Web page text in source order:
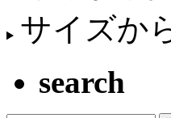
サイズか
search